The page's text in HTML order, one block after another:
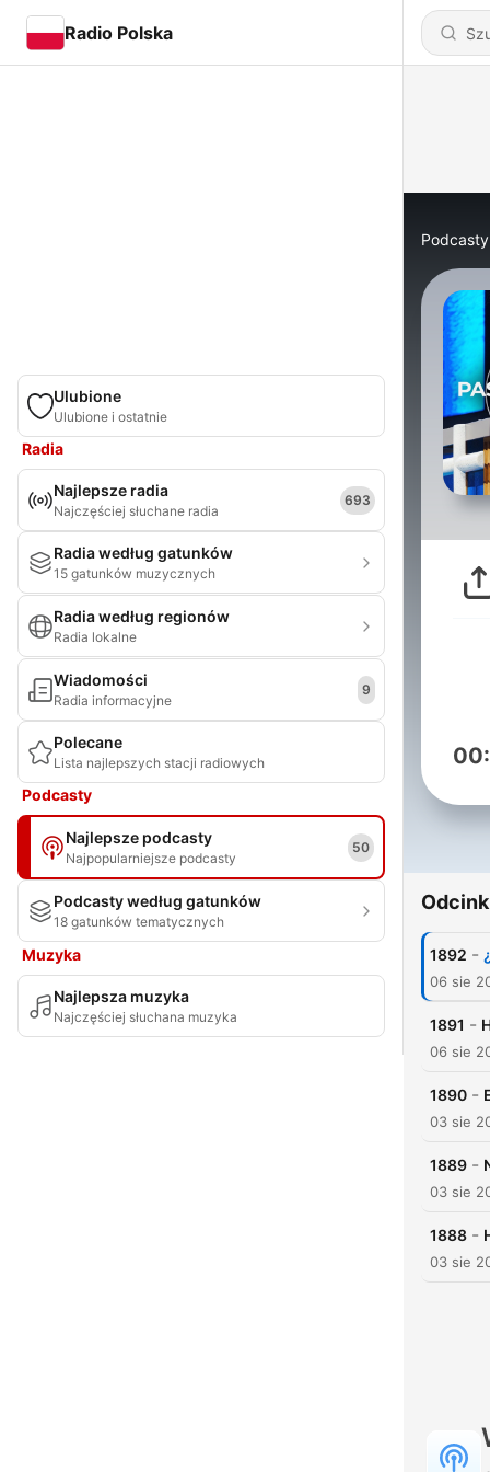
Radio Polska
Ulubione
Ulubione i ostatnie
Radia
Najlepsze radia
Najczęściej słuchane radia
693
Radia według gatunków
15 gatunków muzycznych
Radia według regionów
Radia lokalne
Wiadomości
Radia informacyjne
9
Polecane
Lista najlepszych stacji radiowych
Podcasty
Najlepsze podcasty
Najpopularniejsze podcasty
50
Podcasty według gatunków
18 gatunków tematycznych
Muzyka
Najlepsza muzyka
Najczęściej słuchana muzyka
Podcasty
1892 -
06 sie
1891 -
06 sie
1890 -
03 sie
1889 -
03 sie
1888 -
03 sie